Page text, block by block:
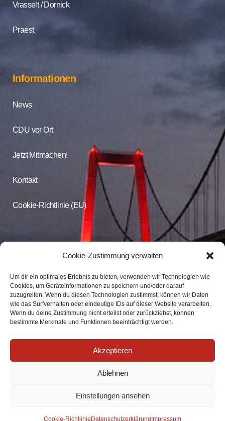
Cookie-Zustimmung verwalten
Um dir ein optimales Erlebnis zu bieten, verwenden wir Technologien wie
Cookies, um Geräteinformationen zu speichern und/oder darauf
zuzugreifen. Wenn du diesen Technologien zustimmst, können wir Daten
wie das Surfverhalten oder eindeutige IDs auf dieser Website verarbeiten.
Wenn du deine Zustimmung nicht erteilst oder zurückziehst, können
bestimmte Merkmale und Funktionen beeinträchtigt werden.
Akzeptieren
Ablehnen
Einstellungen ansehen
Cookie-Richtlinie Datenschutzerklärung Impressum
Vrasselt / Dornick
Praest
Informationen
News
CDU vor Ort
Jetzt Mitmachen!
Kontakt
Cookie-Richtlinie (EU)
CDU Online
Folgen Sie der CDU Emmerich auf Facebook und Instagram
CDU Emmerich
CDU Emmerich
Datenschutz| info@cdu-emmerich.de